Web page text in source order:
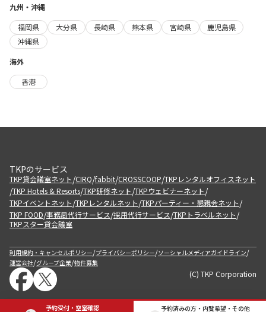
予約受付・空室確認 予約済みの方・内覧希望・その他
九州・沖縄
福岡県
大分県 長崎県 熊本県 宮崎県
鹿児島県
沖縄県
海外
香港
TKPのサービス
TKP貸会議室ネット/CIRQ/fabbit/CROSSCOOP/TKPレンタルオフィスネット
/TKP Hotels & Resorts/TKP研修ネット/TKPウェビナーネット/
TKPイベントネット/TKPレンタルネット/TKPパーティー・懇親会ネット/
TKP FOOD/事務局代行サービス/採用代行サービス/TKPトラベルネット/
TKPスター貸会議室
利用規約・キャンセルポリシー/プライバシーポリシー/ソーシャルメディアガイドライン/
運営会社/グループ企業/物件募集
(C) TKP Corporation